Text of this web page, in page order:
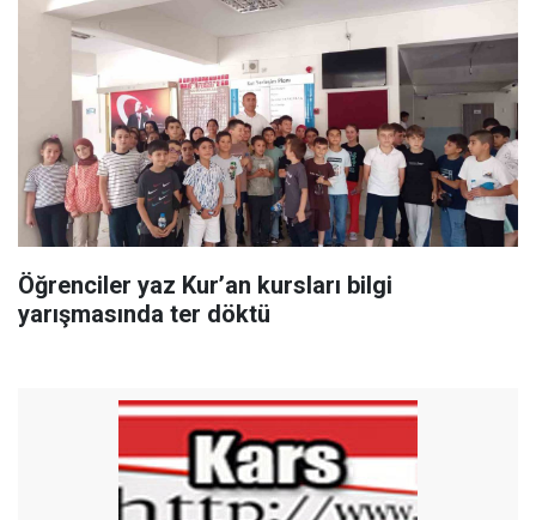
Öğrenciler yaz Kur’an kursları bilgi
yarışmasında ter döktü